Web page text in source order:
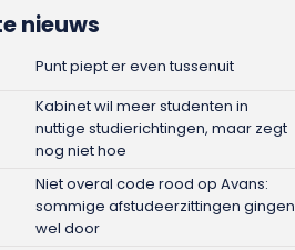
nieuws
Punt piept er even tussenuit
Kabinet wil meer studenten in
nuttige studierichtingen, maar zegt
nog niet hoe
Niet overal code rood op Avans:
sommige afstudeerzittingen gingen
wel door